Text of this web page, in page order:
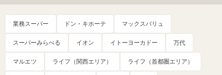
業務スーパー ドン・キホーテ マックスバリュ
スーパーみらべる イオン イトーヨーカドー 万代
マルエツ ライフ（関西エリア） ライフ（首都圏エリア）